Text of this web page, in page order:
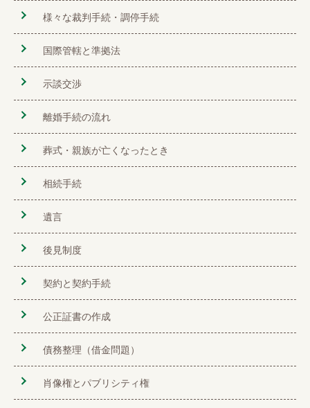
様々な裁判手続・調停手続
国際管轄と準拠法
示談交渉
離婚手続の流れ
葬式・親族が亡くなったとき
相続手続
遺言
後見制度
契約と契約手続
公正証書の作成
債務整理（借金問題）
肖像権とパブリシティ権